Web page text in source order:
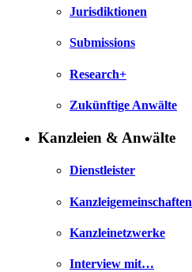
Jurisdiktionen
Submissions
Research+
Zukünftige Anwälte
Kanzleien & Anwälte
Dienstleister
Kanzleigemeinschaften
Kanzleinetzwerke
Interview mit…